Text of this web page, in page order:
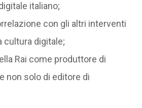
italiano;
con gli altri interventi
cultura digitale;
Rai come produttore di
non solo di editore di